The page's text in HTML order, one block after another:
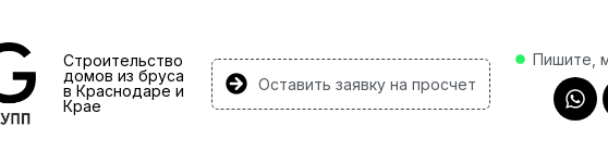
Строительство
домов из бруса
в Краснодаре и
Крае
Оставить заявку на просчет
Пишите,